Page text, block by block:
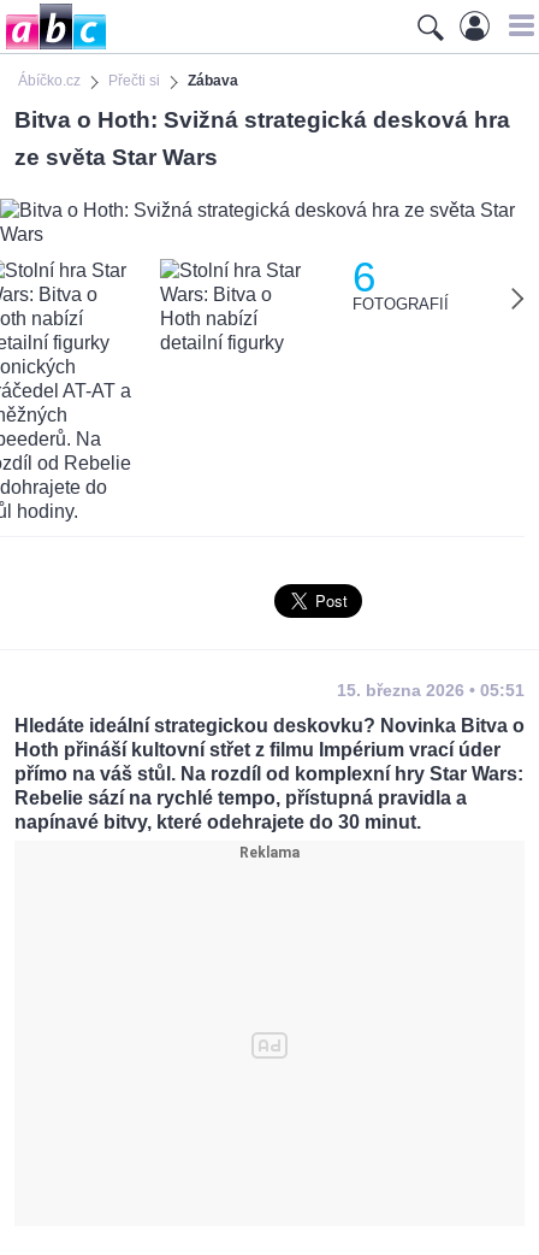
Ábíčko.cz Přečti si Zábava
Bitva o Hoth: Svižná strategická desková hra
ze světa Star Wars
6
FOTOGRAFIÍ
15. března 2026 • 05:51
Hledáte ideální strategickou deskovku? Novinka Bitva o
Hoth přináší kultovní střet z filmu Impérium vrací úder
přímo na váš stůl. Na rozdíl od komplexní hry Star Wars:
Rebelie sází na rychlé tempo, přístupná pravidla a
napínavé bitvy, které odehrajete do 30 minut.